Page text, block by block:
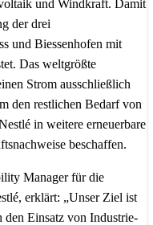
und Windkraft. Damit
der drei
und Biessenhofen mit
Das weltgrößte
Strom ausschließlich
den restlichen Bedarf von
in weitere erneuerbare
beschaffen.
Manager für die
erklärt: „Unser Ziel ist
Einsatz von Industrie-